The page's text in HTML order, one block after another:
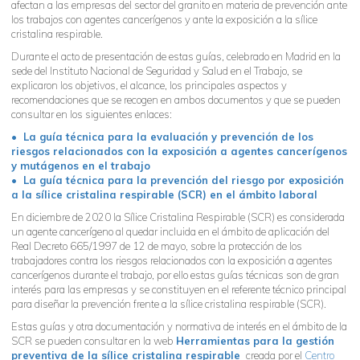
afectan a las empresas del sector del granito en materia de prevención ante
los trabajos con agentes cancerígenos y ante la exposición a la sílice
cristalina respirable.
Durante el acto de presentación de estas guías, celebrado en Madrid en la
sede del Instituto Nacional de Seguridad y Salud en el Trabajo, se
explicaron los objetivos, el alcance, los principales aspectos y
recomendaciones que se recogen en ambos documentos y que se pueden
consultar en los siguientes enlaces:
• La guía técnica para la evaluación y prevención de los
riesgos relacionados con la exposición a agentes cancerígenos
y mutágenos en el trabajo
• La guía técnica para la prevención del riesgo por exposición
a la sílice cristalina respirable (SCR) en el ámbito laboral
En diciembre de 2020 la Sílice Cristalina Respirable (SCR) es considerada
un agente cancerígeno al quedar incluida en el ámbito de aplicación del
Real Decreto 665/1997 de 12 de mayo, sobre la protección de los
trabajadores contra los riesgos relacionados con la exposición a agentes
cancerígenos durante el trabajo, por ello estas guías técnicas son de gran
interés para las empresas y se constituyen en el referente técnico principal
para diseñar la prevención frente a la sílice cristalina respirable (SCR).
Estas guías y otra documentación y normativa de interés en el ámbito de la
SCR se pueden consultar en la web Herramientas para la gestión
preventiva de la sílice cristalina respirable creada por el Centro